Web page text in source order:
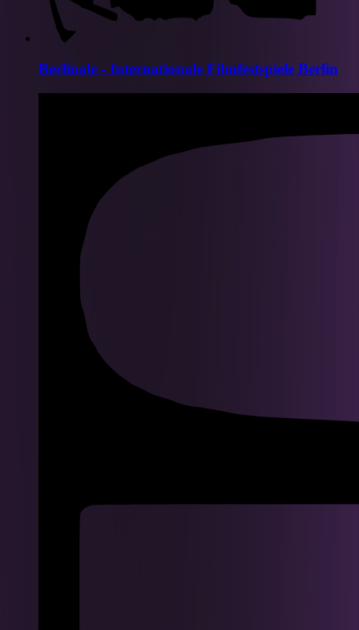
Berlinale - Internationale Filmfestspiele Berlin